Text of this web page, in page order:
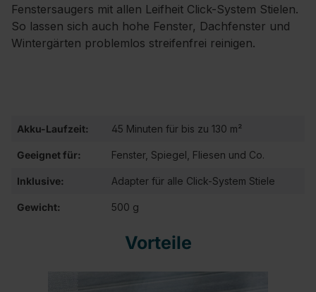
Fenstersaugers mit allen Leifheit Click-System Stielen.
So lassen sich auch hohe Fenster, Dachfenster und
Wintergärten problemlos streifenfrei reinigen.
Akku-Laufzeit: 45 Minuten für bis zu 130 m²
Geeignet für: Fenster, Spiegel, Fliesen und Co.
Inklusive: Adapter für alle Click-System Stiele
Gewicht: 500 g
Vorteile